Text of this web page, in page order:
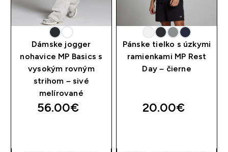
Dámske jogger
nohavice MP Basics s
vysokým rovným
strihom – sivé
melírované
56.00€‎
Pánske tielko s úzkymi
ramienkami MP Rest
Day – čierne
20.00€‎